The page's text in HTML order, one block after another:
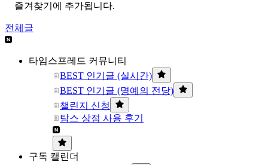
즐겨찾기에 추가됩니다.
전체글
타임스프레드 커뮤니티
BEST 인기글 (실시간)
BEST 인기글 (명예의 전당)
챌린지 신청
탐스 상점 사용 후기
구독 캘린더